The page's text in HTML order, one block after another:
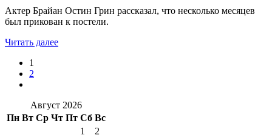
Актер Брайан Остин Грин рассказал, что несколько месяцев
был прикован к постели.
Читать далее
1
2
Август 2026
Пн Вт Ср Чт Пт Сб Вс
1
2